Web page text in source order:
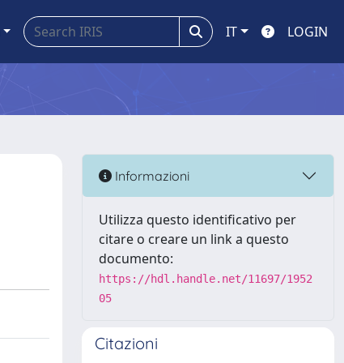
IT LOGIN
Informazioni
Utilizza questo identificativo per
citare o creare un link a questo
documento:
https://hdl.handle.net/11697/1952
05
Citazioni